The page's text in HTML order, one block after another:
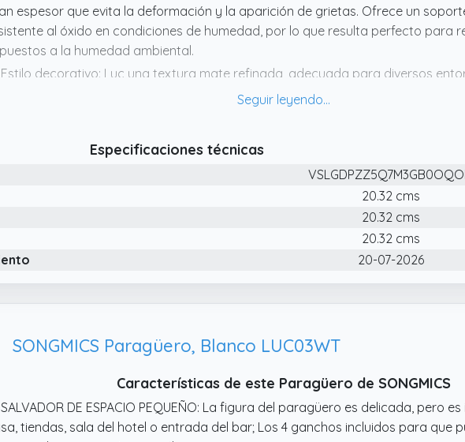
espesor que evita la deformación y la aparición de grietas. Ofrece un
al óxido en condiciones de humedad, por lo que resulta perfecto para
a la humedad ambiental.
decorativo: Luc una textura mate refinada, adecuada para diversos
y áreas comerciales, mejorando tanto la utilidad como la
que no haya derrames ni goteos que dañen tus suelos. Preserva la
Para Ocasiones Diversas: Este organizador de para paraguas ofrece un
para paraguas, periódicos y otros elementos esenciales,
que cumple con los requisitos de hogares y negocios, y acomodando
práctica en situaciones de uso diario como visitas de invitados o días con
Especificaciones técnicas
20.32 cms
20.32 cms
20.32 cms
20-07-2026
SONGMICS Paragüero, Blanco LUC03WT
Características de este Paragüero de SONGMICS
DE ESPACIO PEQUEÑO: La figura del paragüero es delicada, pero
tiendas, sala del hotel o entrada del bar; Los 4 ganchos incluidos para que